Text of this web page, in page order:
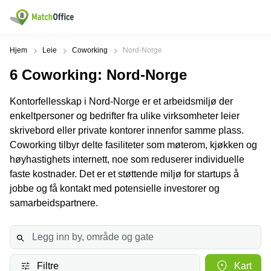
Leie/utleie
Produktsider
Kontor
Kontorfellesskap
Kontorhoteller
Virtuelt
kontor
Lager
Populære
Næringslokaler
til leie Oslo
Kontorhotell
Oslo
Coworking
Oslo
Oslo
Leie
møterom
Populære
Innspurten
11 Oslo
Hoffsveien
1 Oslo
Henrik
Ibsens
gate
Nedre
Slottsgate
4m Oslo
Hjelp
Om oss
Opprett annonse
Pris
Logg inn
Hjem Leie Coworking Nord-Norge
6 Coworking: Nord-Norge
Kontorfellesskap i Nord-Norge er et arbeidsmiljø der
enkeltpersoner og bedrifter fra ulike virksomheter leier
skrivebord eller private kontorer innenfor samme plass.
Coworking tilbyr delte fasiliteter som møterom, kjøkken og
høyhastighets internett, noe som reduserer individuelle
faste kostnader. Det er et støttende miljø for startups å
jobbe og få kontakt med potensielle investorer og
samarbeidspartnere.
Filtre Kart